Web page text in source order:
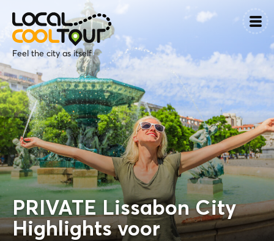
Feel the city as itself
PRIVATE Lissabon City
Highlights voor